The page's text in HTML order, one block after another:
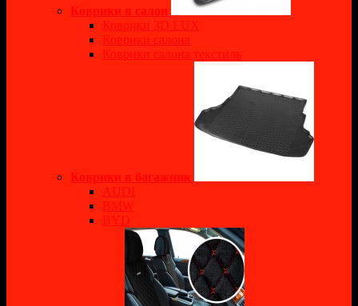
Коврики в салон
Коврики 3D LUX
Коврики салона
Коврики салона текстиль
Коврики в багажник
AUDI
BMW
BYD